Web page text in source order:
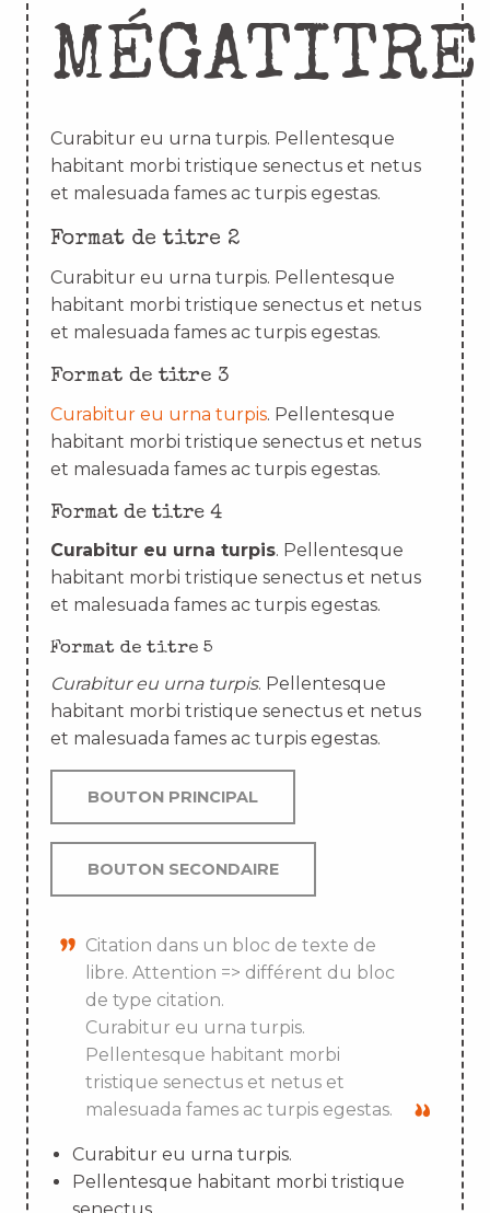
MÉGATITRE
Curabitur eu urna turpis. Pellentesque
habitant morbi tristique senectus et netus
et malesuada fames ac turpis egestas.
Format de titre 2
Curabitur eu urna turpis. Pellentesque
habitant morbi tristique senectus et netus
et malesuada fames ac turpis egestas.
Format de titre 3
Curabitur eu urna turpis. Pellentesque
habitant morbi tristique senectus et netus
et malesuada fames ac turpis egestas.
Format de titre 4
Curabitur eu urna turpis. Pellentesque
habitant morbi tristique senectus et netus
et malesuada fames ac turpis egestas.
Format de titre 5
Curabitur eu urna turpis. Pellentesque
habitant morbi tristique senectus et netus
et malesuada fames ac turpis egestas.
BOUTON PRINCIPAL
BOUTON SECONDAIRE
Citation dans un bloc de texte de
libre. Attention => différent du bloc
de type citation.
Curabitur eu urna turpis.
Pellentesque habitant morbi
tristique senectus et netus et
malesuada fames ac turpis egestas.
Curabitur eu urna turpis.
Pellentesque habitant morbi tristique